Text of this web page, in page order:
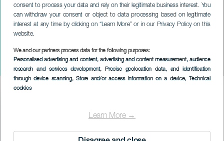
consent to process your data and rely on their legitimate business interest. You
can withdraw your consent or object to data processing based on legitimate
interest at any time by clicking on “Learn More” or in our Privacy Policy on this
website.
We and our partners process data for the following purposes:
Personalised advertising and content, advertising and content measurement, audience
research and services development, Precise geolocation data, and identification
through device scanning, Store and/or access information on a device, Technical
cookies
Learn More →
Fêtes de San Vicente
Ferrer
Imagen